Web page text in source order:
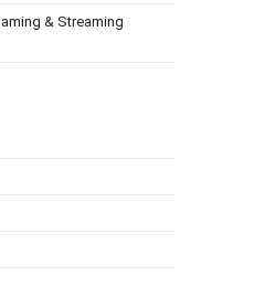
& Streaming